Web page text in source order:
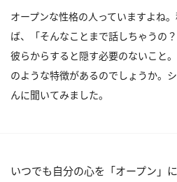
オープンな性格の人っていますよね
ば、「そんなことまで話しちゃうの
彼らからすると隠す必要のないこと
のような特徴があるのでしょうか。
んに聞いてみました。
いつでも自分の心を「オープン」